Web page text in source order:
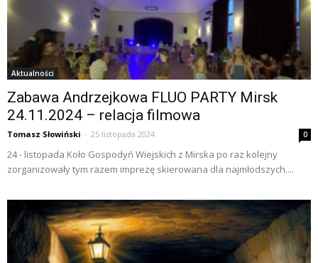
Aktualności
Zabawa Andrzejkowa FLUO PARTY Mirsk
24.11.2024 – relacja filmowa
Tomasz Słowiński - 25 listopada 2024 0
24 - listopada Koło Gospodyń Wiejskich z Mirska po raz kolejny
zorganizowały tym razem imprezę skierowana dla najmłodszych....